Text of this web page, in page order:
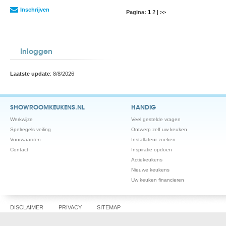
Inschrijven
Inloggen
Laatste update: 8/8/2026
Pagina: 1 2 | >>
SHOWROOMKEUKENS.NL
Werkwijze
Spelregels veiling
Voorwaarden
Contact
HANDIG
Veel gestelde vragen
Ontwerp zelf uw keuken
Installateur zoeken
Inspiratie opdoen
Actiekeukens
Nieuwe keukens
Uw keuken financieren
DISCLAIMER PRIVACY SITEMAP